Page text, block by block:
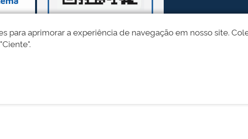
para aprimorar a experiência de navegação em nosso site.